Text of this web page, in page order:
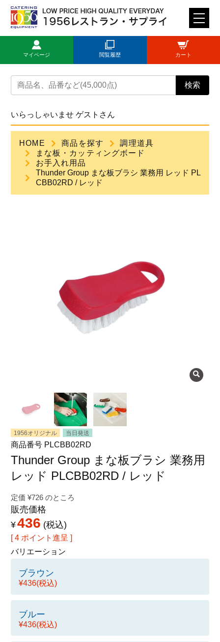
M
E
U
検索
マイページ 閲覧履歴 カート
トップページ
新規登録
商品一覧
OEMについて
プライバシーポリシー
特定商取引法に関する表示
いらっしゃいませ ゲストさん
HOME 商品を探す
調理道具
まな板・カッティングボード
お手入れ用品
Thunder Group まな板ブラシ 業務用 レッド PL
CBB02RD / レッド
1956オリジナル 当日発送
商品番号 PLCBB02RD
Thunder Group まな板ブラシ 業務用
レッド PLCBB02RD / レッド
定価 ¥726 のところ
販売価格
¥436 税込
4 ポイント進呈 ]
バリエーション
ブラウン
¥436(税込)
ブルー
¥436(税込)